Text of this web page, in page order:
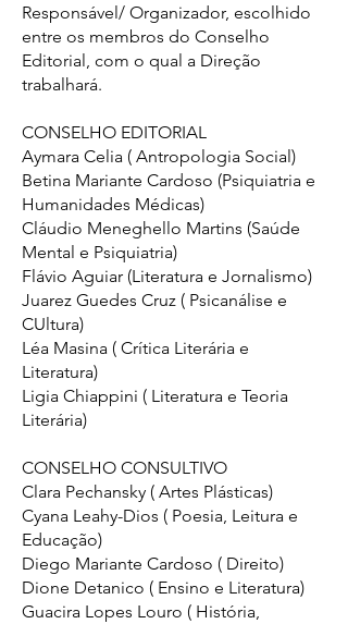
Responsável/ Organizador, escolhido
entre os membros do Conselho
Editorial, com o qual a Direção
trabalhará.
CONSELHO EDITORIAL
Aymara Celia ( Antropologia Social)
Betina Mariante Cardoso (Psiquiatria e
Humanidades Médicas)
Cláudio Meneghello Martins (Saúde
Mental e Psiquiatria)
Flávio Aguiar (Literatura e Jornalismo)
Juarez Guedes Cruz ( Psicanálise e
CUltura)
Léa Masina ( Crítica Literária e
Literatura)
Ligia Chiappini ( Literatura e Teoria
Literária)
CONSELHO CONSULTIVO
Clara Pechansky ( Artes Plásticas)
Cyana Leahy-Dios ( Poesia, Leitura e
Educação)
Diego Mariante Cardoso ( Direito)
Dione Detanico ( Ensino e Literatura)
Guacira Lopes Louro ( História,